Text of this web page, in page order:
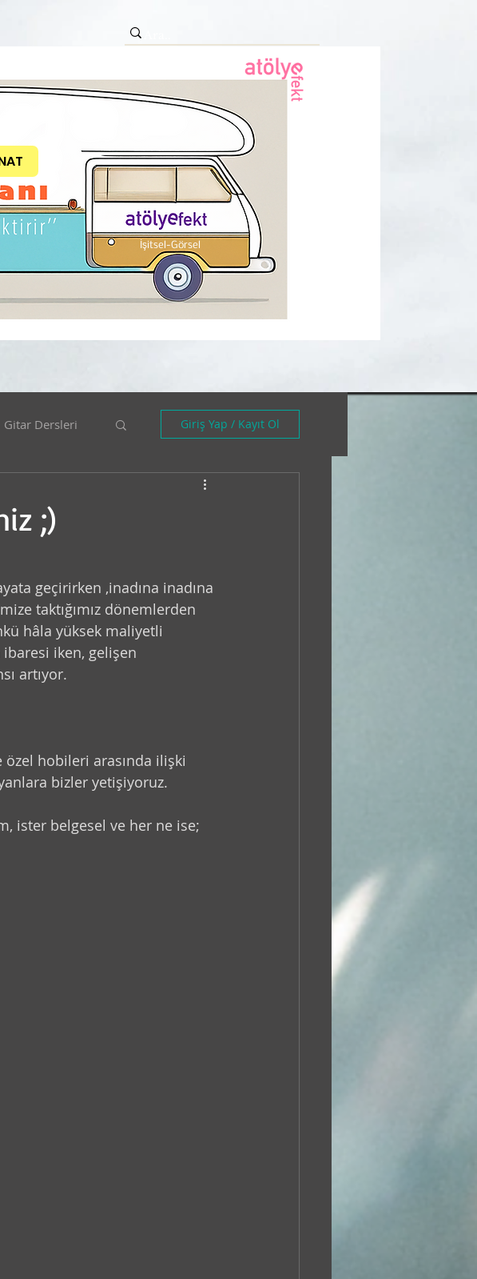
İşitsel-Görsel
Gitar Dersleri
Teknoloji
Tombalası
Giriş Yap / Kayıt Ol
;)
geçirirken ,inadına inadına
taktığımız dönemlerden
hâla yüksek maliyetli
iken, gelişen
artıyor.
özel hobileri arasında ilişki
bizler yetişiyoruz.
ister belgesel ve her ne ise;